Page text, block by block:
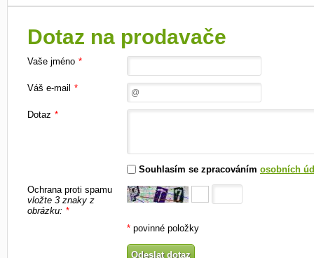
Dotaz na prodavače
Vaše jméno *
Váš e-mail *
Dotaz *
Souhlasím se zpracováním osobních
Ochrana proti spamu
vložte 3 znaky z
obrázku: *
* povinné položky